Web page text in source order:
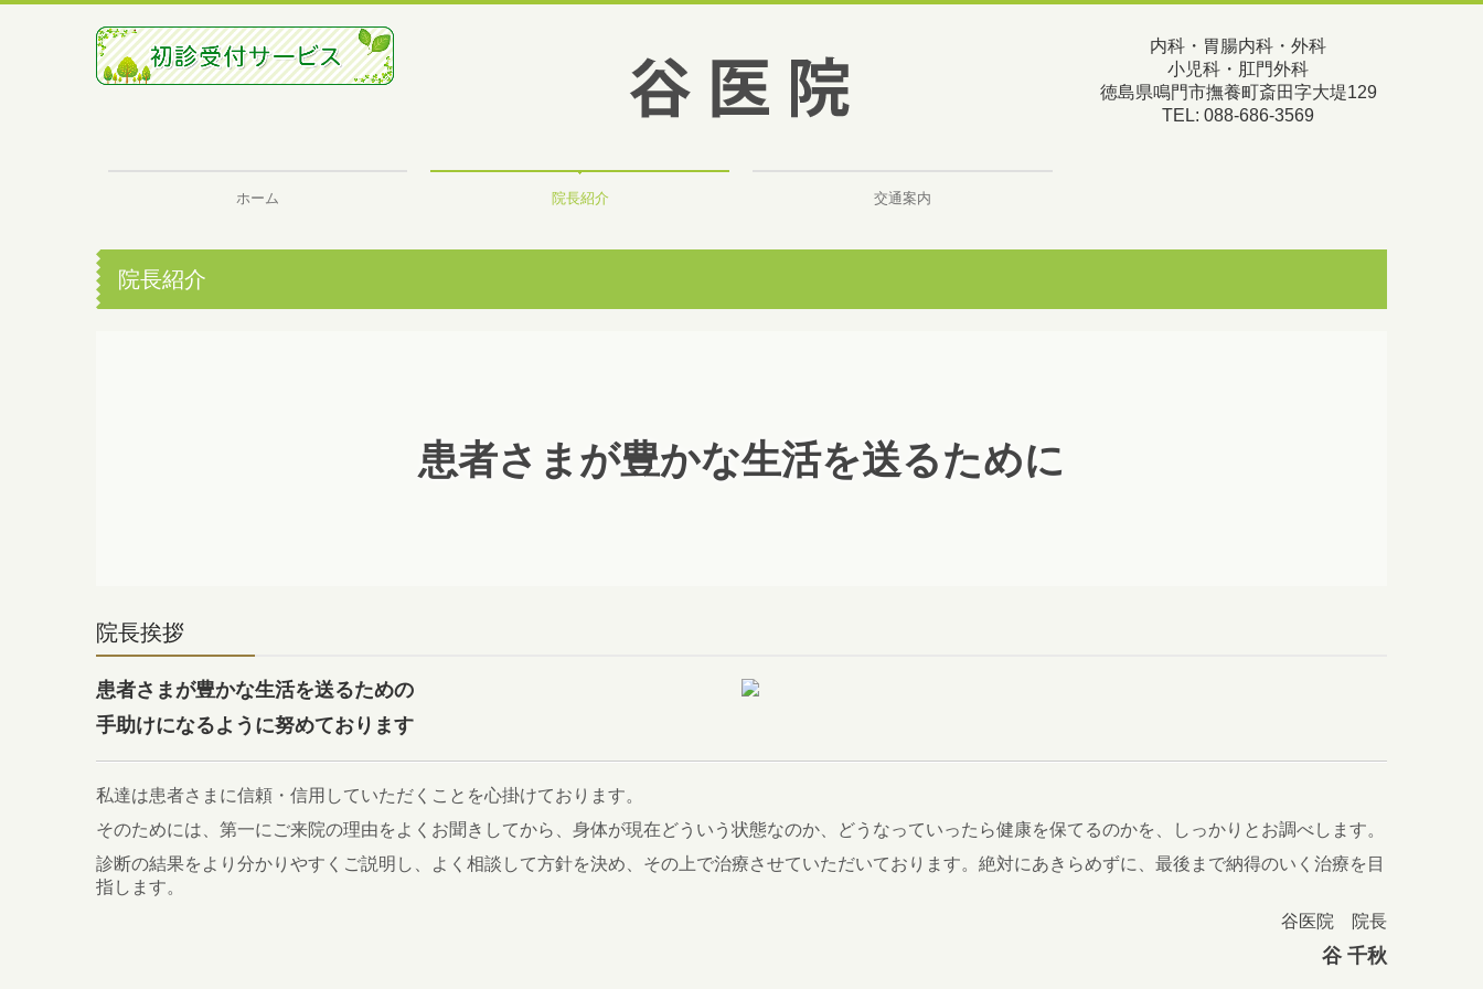
内科・胃腸内科・外科
小児科・肛門外科
徳島県鳴門市撫養町斎田字大堤129
TEL: 088-686-3569
ホーム 院長紹介 交通案内
院長紹介
患者さまが豊かな生活を送るために
院長挨拶
患者さまが豊かな生活を送るための
手助けになるように努めております
私達は患者さまに信頼・信用していただくことを心掛けております。
そのためには、第一にご来院の理由をよくお聞きしてから、身体が現在どういう状態なのか、どうなっていったら健康を保てるのかを、しっかりとお調べします。
診断の結果をより分かりやすくご説明し、よく相談して方針を決め、その上で治療させていただいております。 絶対にあきらめずに、最後まで納得のいく治療を目
指します。
谷医院 院長
谷 千秋